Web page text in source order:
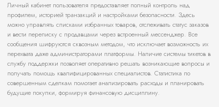
Личный кабинет пользователя предоставляет полный контроль над
профилем, историей транзакций и настройками безопасности. Здесь
можно управлять списками избранных товаров, отслеживать статус заказов
и вести переписку с продавцами через встроенный мессенджер. Все
сообщения шифруются сквозным методом, что исключает возможность их
перехвата даже администраторами платформы. Наличие системы тикетов в
службу поддержки позволяет оперативно решать возникающие вопросы и
получать помощь квалифицированных специалистов. Статистика по
совершенным сделкам помогает анализировать расходы и планировать
будущие покупки, формируя финансовую дисциплину.